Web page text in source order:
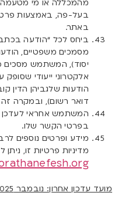
בעל-פה, באמצעות
באתר.
ביחס לכל “הודעה
מסמכים משפטיים,
יסוד), המשתמש מסכים
אלקטרוני ייעודי
הודעות שלגביהן הדין
דואר רשום), ובמקרה
המשתמש אחראי לעדכן
בפרטי הקשר שלו.
מידע ופרטים נוספים
מדיניות פרטיות זו,
מועד עדכון אחרון: נובמבר 2025.